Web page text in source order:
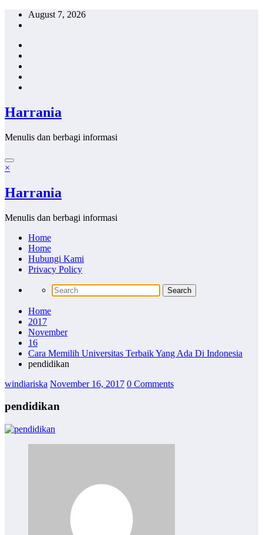
Skip
August 7, 2026
Harrania
Menulis dan berbagi informasi
×
Harrania
Menulis dan berbagi informasi
Home
Home
Hubungi Kami
Privacy Policy
Home
2017
November
16
Cara Memilih Universitas Terbaik Yang Ada Di Indonesia
pendidikan
windiariska November 16, 2017 0 Comments
pendidikan